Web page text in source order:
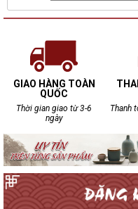
GIAO HÀNG TOÀN
QUỐC
Thời gian giao từ 3-6
ngày
Thanh